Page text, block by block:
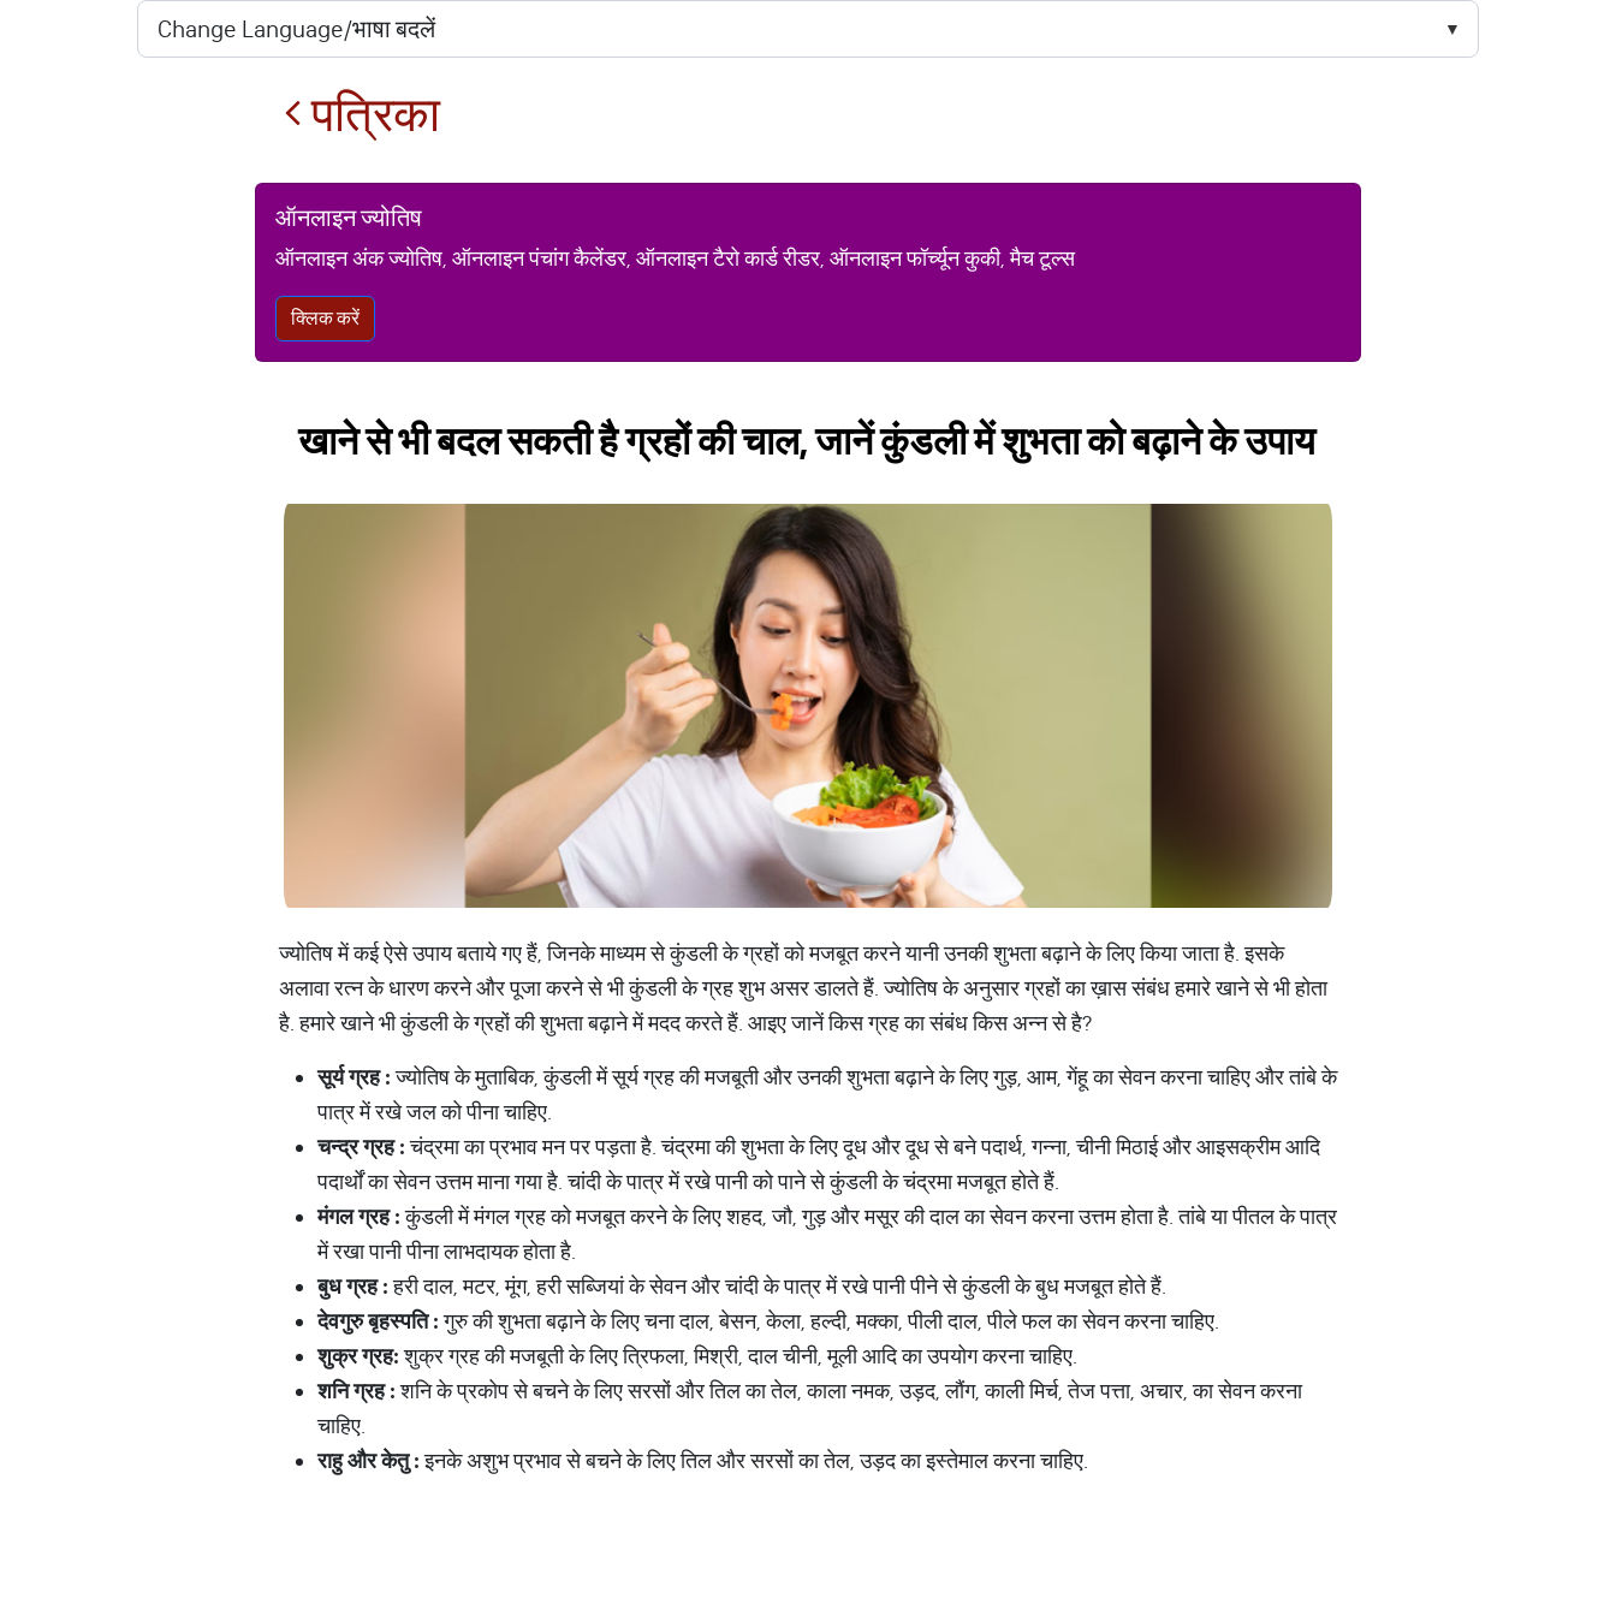
पत्रिका
ऑनलाइन ज्योतिष
ऑनलाइन अंक ज्योतिष, ऑनलाइन पंचांग कैलेंडर, ऑनलाइन टैरो कार्ड रीडर, ऑनलाइन फॉर्च्यून कुकी, मैच टूल्स
क्लिक करें
खाने से भी बदल सकती है ग्रहों की चाल, जानें कुंडली में शुभता को बढ़ाने के उपाय
ज्योतिष में कई ऐसे उपाय बताये गए हैं, जिनके माध्यम से कुंडली के ग्रहों को मजबूत करने यानी उनकी शुभता बढ़ाने के लिए किया जाता है. इसके
अलावा रत्न के धारण करने और पूजा करने से भी कुंडली के ग्रह शुभ असर डालते हैं. ज्योतिष के अनुसार ग्रहों का ख़ास संबंध हमारे खाने से भी होता
है. हमारे खाने भी कुंडली के ग्रहों की शुभता बढ़ाने में मदद करते हैं. आइए जानें किस ग्रह का संबंध किस अन्न से है?
सूर्यग्रह:ज्योतिष के मुताबिक, कुंडली में सूर्य ग्रह की मजबूती और उनकी शुभता बढ़ाने के लिए गुड़, आम, गेंहू का सेवन करना चाहिए और तांबे के
पात्र में रखे जल को पीना चाहिए.
चन्द्रग्रह:चंद्रमा का प्रभाव मन पर पड़ता है. चंद्रमा की शुभता के लिए दूध और दूध से बने पदार्थ, गन्ना, चीनी मिठाई और आइसक्रीम आदि
पदार्थों का सेवन उत्तम माना गया है. चांदी के पात्र में रखे पानी को पाने से कुंडली के चंद्रमा मजबूत होते हैं.
मंगलग्रह:कुंडली में मंगल ग्रह को मजबूत करने के लिए शहद, जौ, गुड़ और मसूर की दाल का सेवन करना उत्तम होता है. तांबे या पीतल के पात्र
में रखा पानी पीना लाभदायक होता है.
बुधग्रह:हरी दाल, मटर, मूंग, हरी सब्जियां के सेवन और चांदी के पात्र में रखे पानी पीने से कुंडली के बुध मजबूत होते हैं.
देवगुरुबृहस्पति:गुरु की शुभता बढ़ाने के लिए चना दाल, बेसन, केला, हल्दी, मक्का, पीली दाल, पीले फल का सेवन करना चाहिए.
शुक्रग्रह:शुक्र ग्रह की मजबूती के लिए त्रिफला, मिश्री, दाल चीनी, मूली आदि का उपयोग करना चाहिए.
शनिग्रह:शनि के प्रकोप से बचने के लिए सरसों और तिल का तेल, काला नमक, उड़द, लौंग, काली मिर्च, तेज पत्ता, अचार, का सेवन करना
चाहिए.
राहुऔरकेतु:इनके अशुभ प्रभाव से बचने के लिए तिल और सरसों का तेल, उड़द का इस्तेमाल करना चाहिए.